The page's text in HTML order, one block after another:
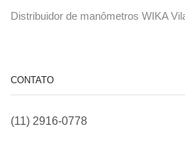
Distribuidor de manômetros WIKA
CONTATO
(11) 2916-0778